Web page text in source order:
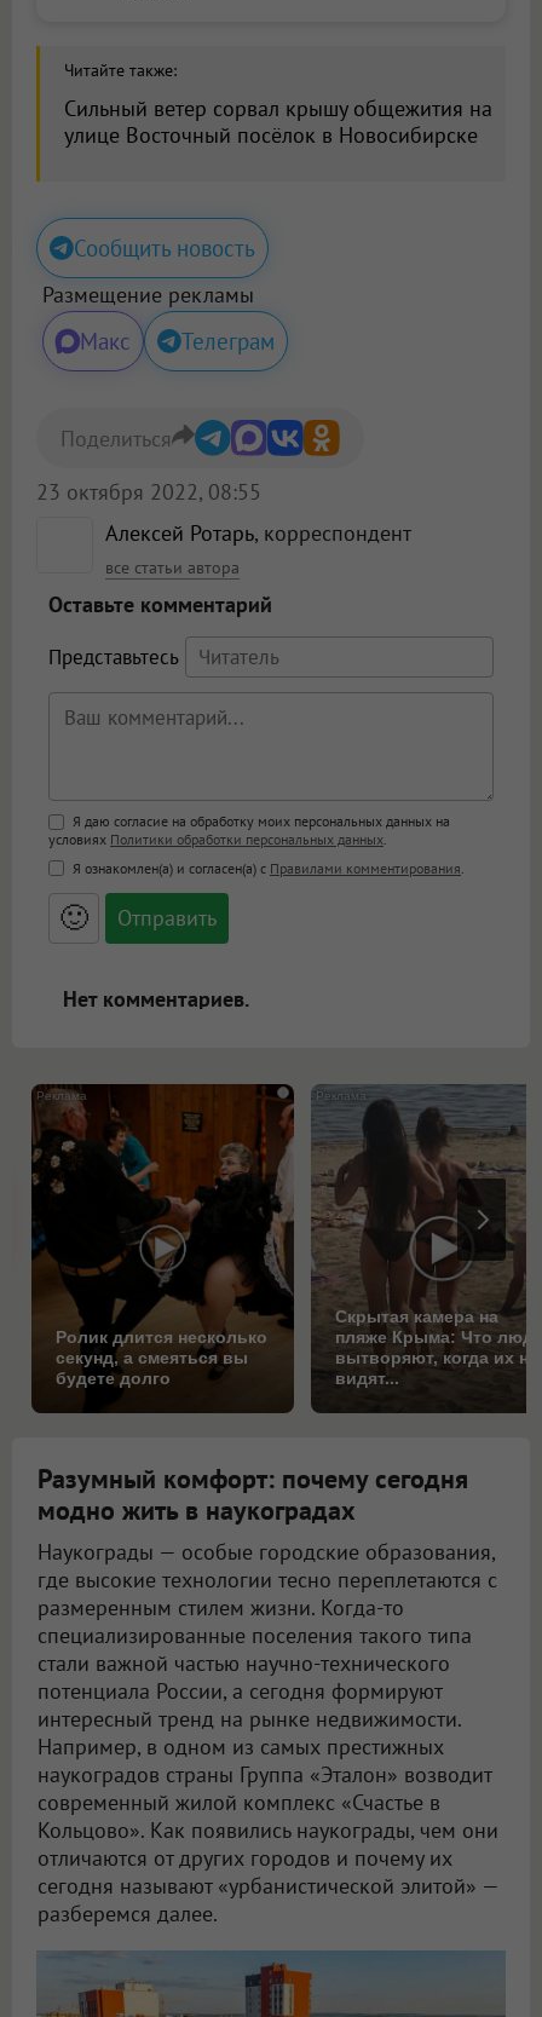
Читайте также:
Сильный ветер сорвал крышу общежития на
улице Восточный посёлок в Новосибирске
Сообщить новость
Размещение рекламы
Макс Телеграм
Алексей Ротарь, корреспондент
все статьи автора
23 октября 2022, 08:55
Поделиться
Оставьте комментарий
Представьтесь
Поддержка HTML
<b>, <strong>, <u>, <i>, <em>, <s>, <big>,
<small>, <sup>, <sub>, <pre>, <ul>, <ol>, <li>,
<blockquote>, <code> экранирует HTML,
адреса URL автоматически становятся
ссылками, и [img]адрес[/img] будет
Я даю согласие на обработку моих персональных данных на
условиях Политики обработки персональных данных
Я ознакомлен(а) и согласен(а) с Правилами комментирования
🙂
Нет комментариев.
i
Ролик длится несколько
секунд, а смеяться вы
будете долго
Скрытая камера на
пляже Крыма: Что
вытворяют, когда их не
видят...
Разумный комфорт: почему сегодня
модно жить в наукоградах
Наукограды — особые городские образования,
где высокие технологии тесно переплетаются с
размеренным стилем жизни. Когда-то
специализированные поселения такого типа
стали важной частью научно-технического
потенциала России, а сегодня формируют
интересный тренд на рынке недвижимости.
Например, в одном из самых престижных
наукоградов страны Группа «Эталон» возводит
современный жилой комплекс «Счастье в
Кольцово». Как появились наукограды, чем они
отличаются от других городов и почему их
сегодня называют «урбанистической элитой» —
разберемся далее.